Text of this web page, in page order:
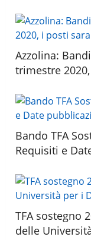
Azzolina:
trimestre
Bando TFA
Requisiti e
TFA sostegno
delle